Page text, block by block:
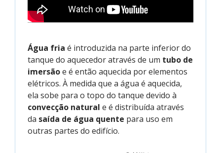
Água fria é introduzida na parte inferior do
tanque do aquecedor através de um tubo de
imersãoe é então aquecida por elementos
elétricos. À medida que a água é aquecida,
ela sobe para o topo do tanque devido à
convecção natural e é distribuída através
da saída de água quente para uso em
outras partes do edifício.